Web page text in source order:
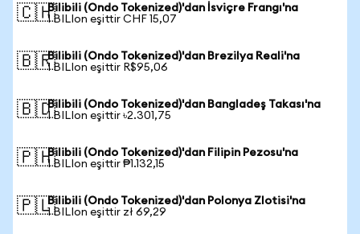
🇨🇭Bilibili (Ondo Tokenized)'dan İsviçre Frangı'na
1 BILIon eşittir CHF 15,07
🇧🇷Bilibili (Ondo Tokenized)'dan Brezilya Reali'na
1 BILIon eşittir R$95,06
🇧🇩Bilibili (Ondo Tokenized)'dan Bangladeş Takası'na
1 BILIon eşittir ৳2.301,75
🇵🇭Bilibili (Ondo Tokenized)'dan Filipin Pezosu'na
1 BILIon eşittir ₱1.132,15
🇵🇱Bilibili (Ondo Tokenized)'dan Polonya Zlotisi'na
1 BILIon eşittir zł 69,29